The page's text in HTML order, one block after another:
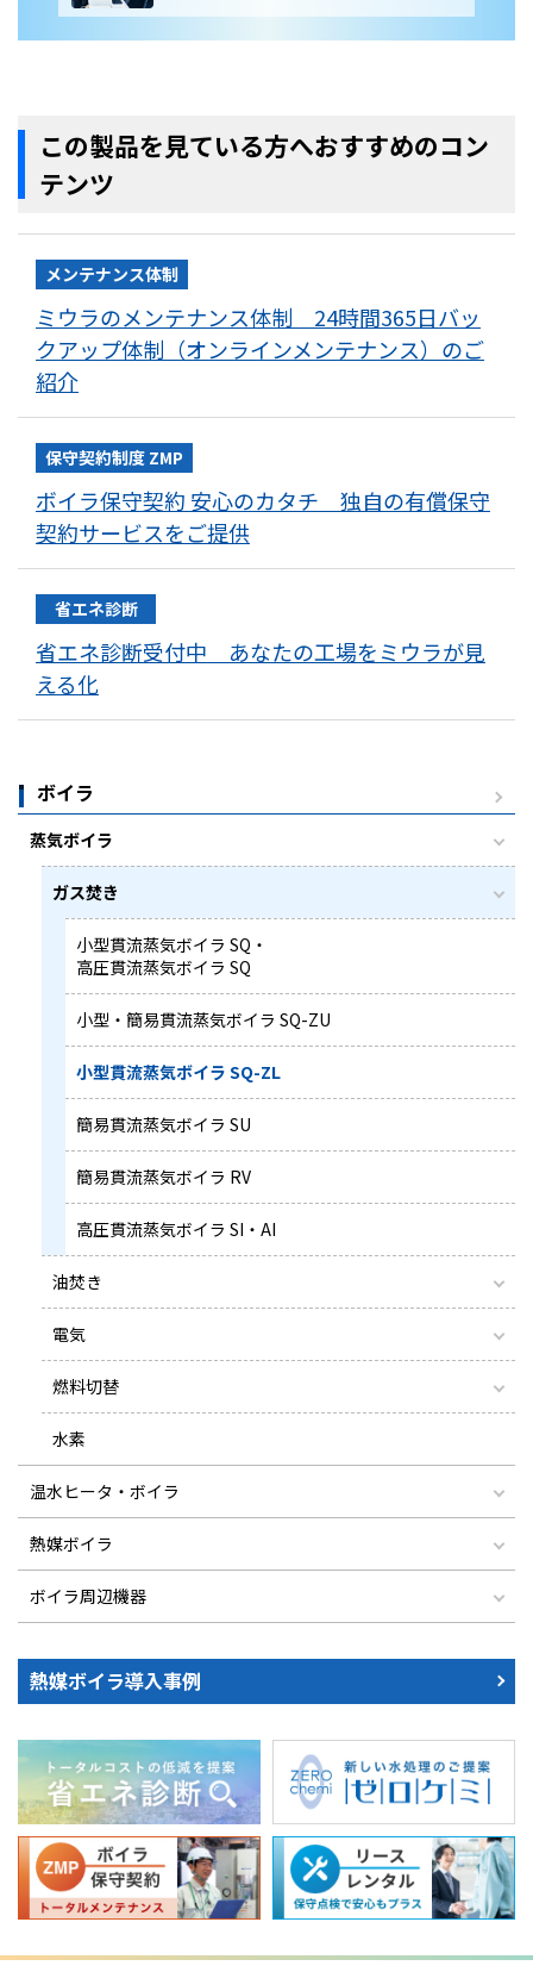
この製品を見ている方へおすすめのコン
テンツ
メンテナンス体制
ミウラのメンテナンス体制 24時間365日バッ
クアップ体制（オンラインメンテナンス）のご
紹介
保守契約制度 ZMP
ボイラ保守契約 安心のカタチ 独自の有償保守
契約サービスをご提供
省エネ診断
省エネ診断受付中 あなたの工場をミウラが見
える化
ボイラ
蒸気ボイラ
ガス焚き
小型貫流蒸気ボイラ SQ・
高圧貫流蒸気ボイラ SQ
小型・簡易貫流蒸気ボイラ SQ-ZU
小型貫流蒸気ボイラ SQ-ZL
簡易貫流蒸気ボイラ SU
簡易貫流蒸気ボイラ RV
高圧貫流蒸気ボイラ SI・AI
油焚き
電気
燃料切替
水素
温水ヒータ・ボイラ
熱媒ボイラ
ボイラ周辺機器
熱媒ボイラ導入事例